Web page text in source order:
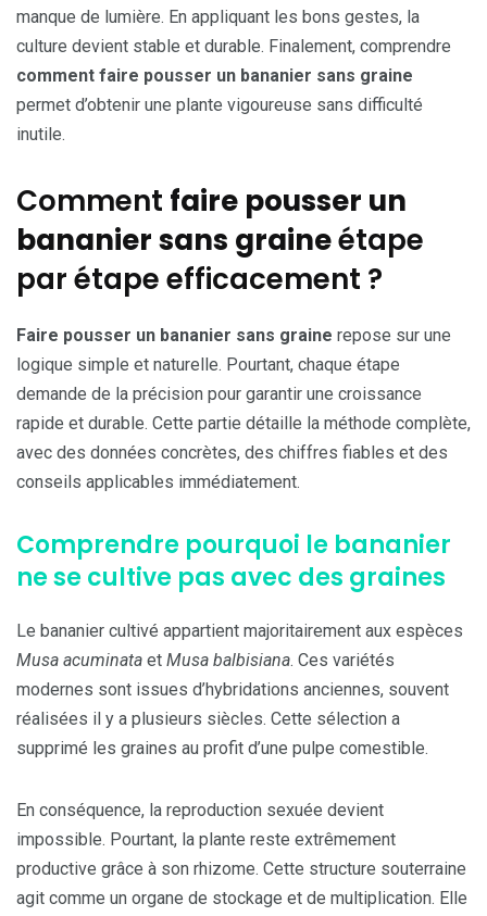
manque de lumière. En appliquant les bons gestes, la
culture devient stable et durable. Finalement, comprendre
comment faire pousser un bananier sans graine
permet d’obtenir une plante vigoureuse sans difficulté
inutile.
Comment faire pousser un
bananier sans graineétape
par étape efficacement ?
Faire pousser un bananier sans graine repose sur une
logique simple et naturelle. Pourtant, chaque étape
demande de la précision pour garantir une croissance
rapide et durable. Cette partie détaille la méthode complète,
avec des données concrètes, des chiffres fiables et des
conseils applicables immédiatement.
Comprendre pourquoi le bananier
ne se cultive pas avec des graines
Le bananier cultivé appartient majoritairement aux espèces
Musa acuminata et Musa balbisiana. Ces variétés
modernes sont issues d’hybridations anciennes, souvent
réalisées il y a plusieurs siècles. Cette sélection a
supprimé les graines au profit d’une pulpe comestible.
En conséquence, la reproduction sexuée devient
impossible. Pourtant, la plante reste extrêmement
productive grâce à son rhizome. Cette structure souterraine
agit comme un organe de stockage et de multiplication. Elle